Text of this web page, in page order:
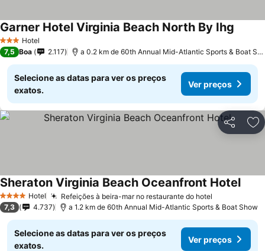
3 EstrelasHotel
Garner Hotel Virginia Beach North By Ihg
7,5 Boa 2.117 a 0.2 km de 60th Annual Mid-Atlantic Sports & Boat Show
Selecione as datas para ver os preços
exatos.
Ver preços
Partilhar
4 EstrelasHotel Refeições à beira-mar no restaurante do hotel
Sheraton Virginia Beach Oceanfront Hotel
7,3 4.737 a 1.2 km de 60th Annual Mid-Atlantic Sports & Boat Show
Selecione as datas para ver os preços
exatos.
Ver preços